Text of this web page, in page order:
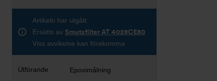
Artikeln har utgått
Ersätts av Smutsfilter AT 4028CE80
Viss avvikelse kan förekomma
Epoximålning